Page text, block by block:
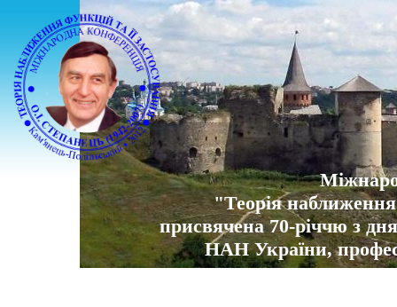
"Теорія наближення
присвячена 70-річчю з
НАН України,